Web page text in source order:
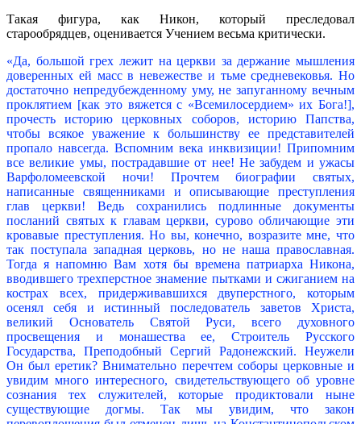
Такая фигура, как Никон, который преследовал
старообрядцев, оценивается Учением весьма критически.
«Да, большой грех лежит на церкви за держание мышления
доверенных ей масс в невежестве и тьме средневековья. Но
достаточно непредубежденному уму, не запуганному вечным
проклятием [как это вяжется с «Всемилосердием» их Бога!],
прочесть историю церковных соборов, историю Папства,
чтобы всякое уважение к большинству ее представителей
пропало навсегда. Вспомним века инквизиции! Припомним
все великие умы, пострадавшие от нее! Не забудем и ужасы
Варфоломеевской ночи! Прочтем биографии святых,
написанные священниками и описывающие преступления
глав церкви! Ведь сохранились подлинные документы
посланий святых к главам церкви, сурово обличающие эти
кровавые преступления. Но вы, конечно, возразите мне, что
так поступала западная церковь, но не наша православная.
Тогда я напомню Вам хотя бы времена патриарха Никона,
вводившего трехперстное знамение пытками и сжиганием на
кострах всех, придерживавшихся двуперстного, которым
осенял себя и истинный последователь заветов Христа,
великий Основатель Святой Руси, всего духовного
просвещения и монашества ее, Строитель Русского
Государства, Преподобный Сергий Радонежский. Неужели
Он был еретик? Внимательно перечтем соборы церковные и
увидим много интересного, свидетельствующего об уровне
сознания тех служителей, которые продиктовали ныне
существующие догмы. Так мы увидим, что закон